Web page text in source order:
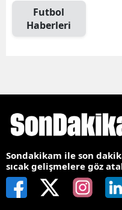
Futbol
Haberleri
Sondakikam ile son
sıcak gelişmelere göz